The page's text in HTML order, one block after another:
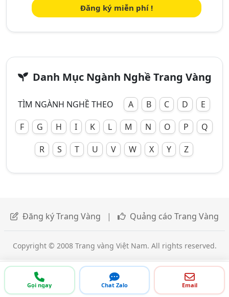
Gọi ngay Chat Zalo Email
Đăng ký miễn phí !
Danh Mục Ngành Nghề Trang Vàng
TÌM NGÀNH NGHỀ THEO A B C D
E
F
G H I K L M N O P
Q
R
S T U V W X Y Z
Đăng ký Trang Vàng | Quảng cáo Trang Vàng
Copyright © 2008 Trang vàng Việt Nam. All rights reserved.